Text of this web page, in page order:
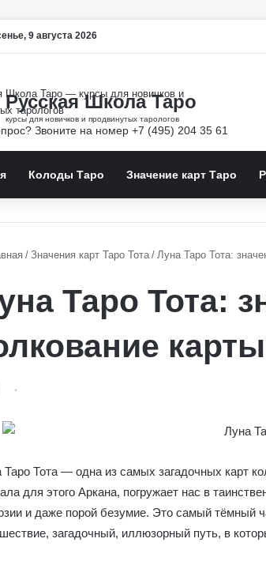
9 августа 2026
Колоды Таро Значение карт Таро
/ Значения карт Таро Тота / Луна Таро Тота:
Таро Тота:
карты
Таро Тота — одна из самых загадочных карт
для этого Аркана, погружает нас в
и даже порой безумие. Это самый тёмный
загадочный, иллюзорный путь, в